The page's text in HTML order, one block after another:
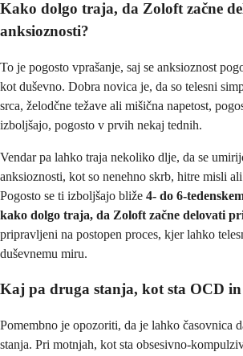
Kako dolgo traja, da Zoloft začne
anksioznosti?
To je pogosto vprašanje, saj se anksioznost
kot duševno. Dobra novica je, da so telesni
srca, želodčne težave ali mišična napetost,
izboljšajo, pogosto v prvih nekaj tednih.
Vendar pa lahko traja nekoliko dlje, da se
anksioznosti, kot so nenehno skrb, hitre misli
Pogosto se ti izboljšajo bliže 4- do 6-
kako dolgo traja, da Zoloft začne delovati
pripravljeni na postopen proces, kjer lahko
duševnemu miru.
Kaj pa druga stanja, kot sta OCD
Pomembno je opozoriti, da je lahko časovnica
stanja. Pri motnjah, kot sta obsesivno-